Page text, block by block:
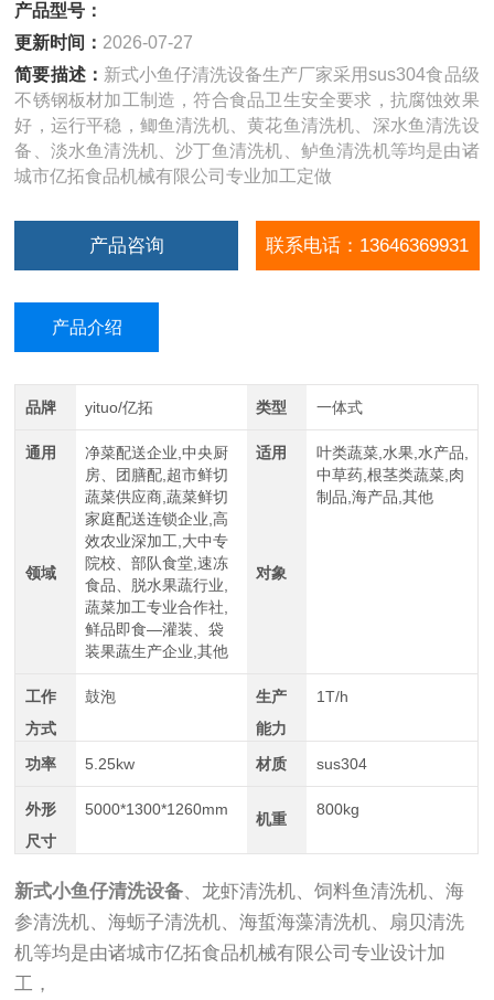
产品型号：
更新时间： 2026-07-27
简要描述： 新式小鱼仔清洗设备生产厂家采用sus304食品级
不锈钢板材加工制造，符合食品卫生安全要求，抗腐蚀效果
好，运行平稳，鲫鱼清洗机、黄花鱼清洗机、深水鱼清洗设
备、淡水鱼清洗机、沙丁鱼清洗机、鲈鱼清洗机等均是由诸
城市亿拓食品机械有限公司专业加工定做
产品咨询 联系电话：13646369931
产品介绍
品牌 yituo/亿拓 类型 一体式
通用
领域
净菜配送企业,中央厨
房、团膳配,超市鲜切
蔬菜供应商,蔬菜鲜切
家庭配送连锁企业,高
效农业深加工,大中专
院校、部队食堂,速冻
食品、脱水果蔬行业,
蔬菜加工专业合作社,
鲜品即食—灌装、袋
装果蔬生产企业,其他
适用
对象
叶类蔬菜,水果,水产品,
中草药,根茎类蔬菜,肉
制品,海产品,其他
工作
方式
鼓泡
生产
能力
1T/h
功率 5.25kw 材质 sus304
外形
尺寸
5000*1300*1260mm
机重
800kg
新式小鱼仔清洗设备、龙虾清洗机、饲料鱼清洗机、海
参清洗机、海蛎子清洗机、海蜇海藻清洗机、扇贝清洗
机等均是由诸城市亿拓食品机械有限公司专业设计加
工，